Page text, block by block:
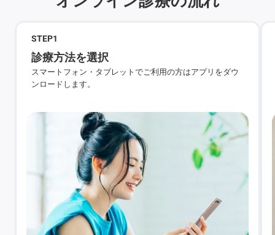
STEP1
診療方法を選択
スマートフォン・タブレットでご利用の方はアプリをダウ
ンロードします。